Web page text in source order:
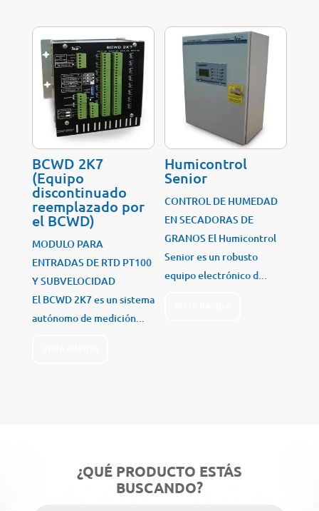
BCWD 2K7
(Equipo
discontinuado
reemplazado por
el BCWD)
MODULO PARA
ENTRADAS DE RTD PT100
Y SUBVELOCIDAD
El BCWD 2K7 es un sistema
autónomo de medición...
Humicontrol
Senior
CONTROL DE HUMEDAD
EN SECADORAS DE
GRANOS El Humicontrol
Senior es un robusto
equipo electrónico d...
¿QUÉ PRODUCTO ESTÁS
BUSCANDO?